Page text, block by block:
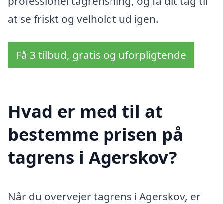
at se friskt og velholdt ud igen.
Få 3 tilbud, gratis og uforpligtende
Hvad er med til at
bestemme prisen på
tagrens i Agerskov?
Når du overvejer tagrens i Agerskov, er